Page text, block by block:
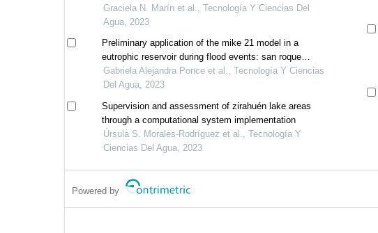
Graciela N. Marín et al., Tecnología Y Ciencias Del
Agua, 2023
Preliminary application of the mike 21 model in a
eutrophic reservoir during flood events: san roque
reservoir case, argentina
Gabriela Alejandra Ponce et al., Tecnología Y Ciencias
Del Agua, 2023
Supervision and assessment of zirahuén lake areas
through a computational system implementation
Úrsula S. Morales-Rodríguez et al., Tecnología Y
Ciencias Del Agua, 2023
Powered by